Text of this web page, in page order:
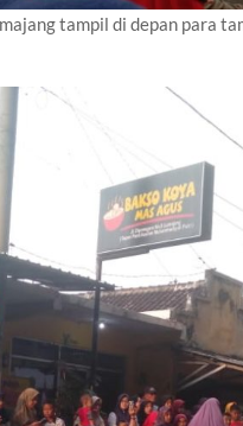
tampil di depan para